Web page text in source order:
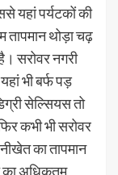
यहां पर्यटकों की
तापमान थोड़ा चढ़
सरोवर नगरी
भी बर्फ पड़
सेल्सियस तो
कभी भी सरोवर
का तापमान
का अधिकतम